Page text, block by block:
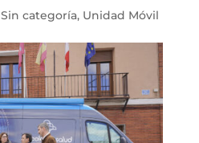
Sin categoría, Unidad Móvil